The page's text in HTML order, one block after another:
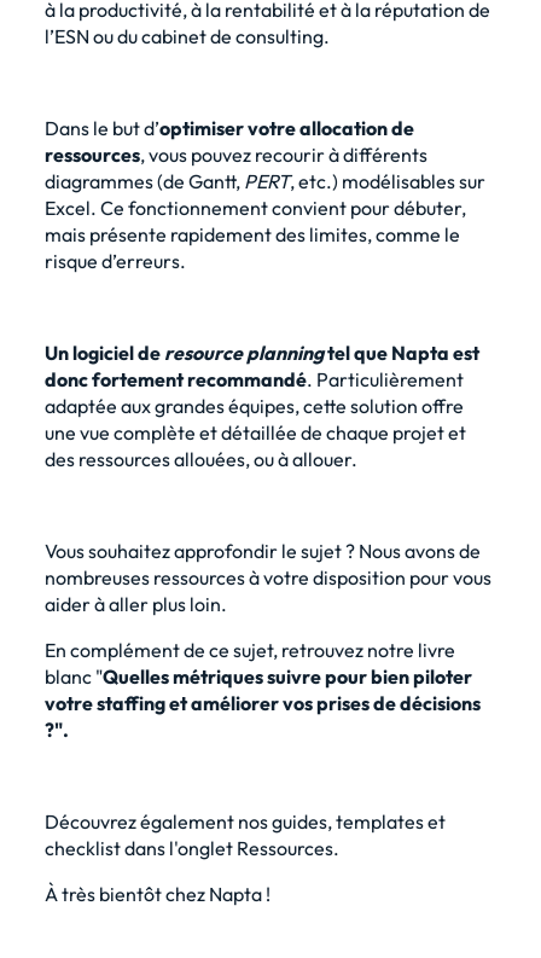
à la productivité, à la rentabilité et à la réputation de
l’ESN ou du cabinet de consulting.
Dans le but d’optimiser votre allocation de
ressources, vous pouvez recourir à différents
diagrammes (de Gantt, PERT, etc.) modélisables sur
Excel. Ce fonctionnement convient pour débuter,
mais présente rapidement des limites, comme le
risque d’erreurs.
Un logiciel de resource planningtel que Napta est
donc fortement recommandé. Particulièrement
adaptée aux grandes équipes, cette solution offre
une vue complète et détaillée de chaque projet et
des ressources allouées, ou à allouer.
Vous souhaitez approfondir le sujet ? Nous avons de
nombreuses ressources à votre disposition pour vous
aider à aller plus loin.
En complément de ce sujet, retrouvez notre livre
blanc "Quelles métriques suivre pour bien piloter
votre staffing et améliorer vos prises de décisions
?".
Découvrez également nos guides, templates et
checklist dans l'onglet Ressources.
À très bientôt chez Napta !